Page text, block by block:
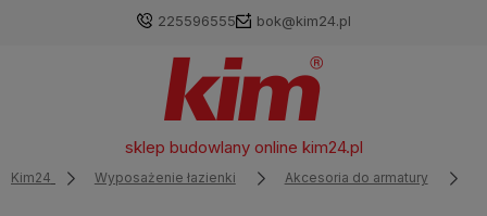
225596555 bok@kim24.pl
sklep budowlany online kim24.pl
Kim24 Wyposażenie łazienki Akcesoria do armatury